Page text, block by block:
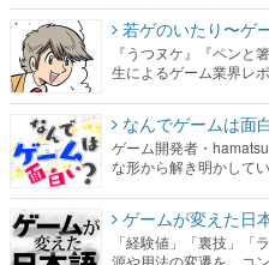
若ゲのいたり〜ゲ
『うつヌケ』『ペンと
生によるゲーム業界レ
なんでゲームは面
ゲーム開発者・
な形から解き明かして
ゲームが変えた日
「経験値」「裏技」
源や用法の変遷を、コ